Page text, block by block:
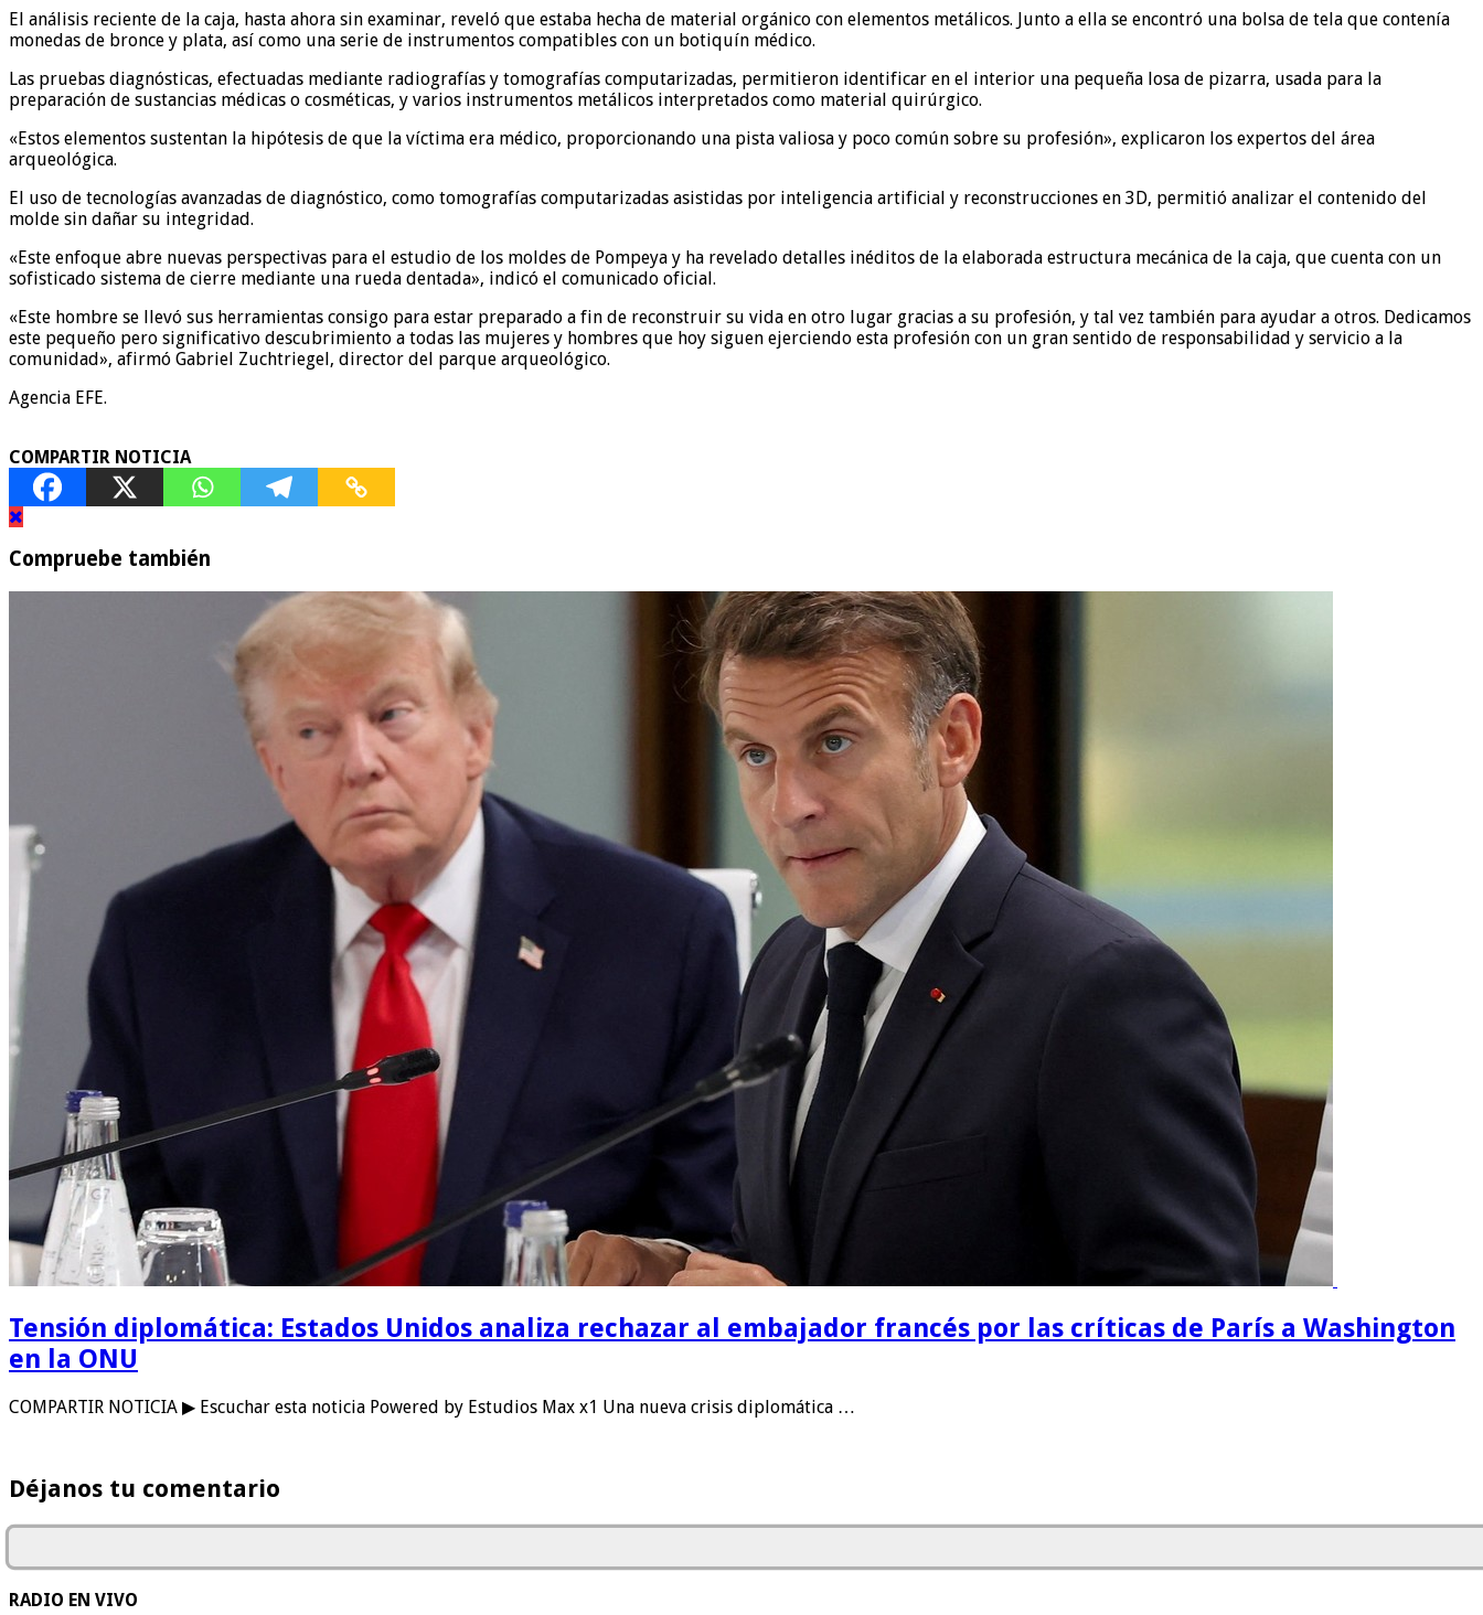
El análisis reciente de la caja, hasta ahora sin examinar, reveló que estaba hecha de material orgánico con elementos metálicos. Junto a ella se encontró una bolsa de tela que contenía
monedas de bronce y plata, así como una serie de instrumentos compatibles con un botiquín médico.
Las pruebas diagnósticas, efectuadas mediante radiografías y tomografías computarizadas, permitieron identificar en el interior una pequeña losa de pizarra, usada para la
preparación de sustancias médicas o cosméticas, y varios instrumentos metálicos interpretados como material quirúrgico.
«Estos elementos sustentan la hipótesis de que la víctima era médico, proporcionando una pista valiosa y poco común sobre su profesión», explicaron los expertos del área
arqueológica.
El uso de tecnologías avanzadas de diagnóstico, como tomografías computarizadas asistidas por inteligencia artificial y reconstrucciones en 3D, permitió analizar el contenido del
molde sin dañar su integridad.
«Este enfoque abre nuevas perspectivas para el estudio de los moldes de Pompeya y ha revelado detalles inéditos de la elaborada estructura mecánica de la caja, que cuenta con un
sofisticado sistema de cierre mediante una rueda dentada», indicó el comunicado oficial.
«Este hombre se llevó sus herramientas consigo para estar preparado a fin de reconstruir su vida en otro lugar gracias a su profesión, y tal vez también para ayudar a otros. Dedicamos
este pequeño pero significativo descubrimiento a todas las mujeres y hombres que hoy siguen ejerciendo esta profesión con un gran sentido de responsabilidad y servicio a la
comunidad», afirmó Gabriel Zuchtriegel, director del parque arqueológico.
Agencia EFE.
COMPARTIR NOTICIA
Compruebe también
Tensión diplomática: Estados Unidos analiza rechazar al embajador francés por las críticas de París a Washington
en la ONU
COMPARTIR NOTICIA ▶ Escuchar esta noticia Powered by Estudios Max x1 Una nueva crisis diplomática …
Déjanos tu comentario
RADIO EN VIVO